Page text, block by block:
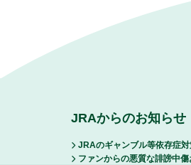
JRAからのお知らせ
JRAのギャンブル等依存症対
ファンからの悪質な誹謗中